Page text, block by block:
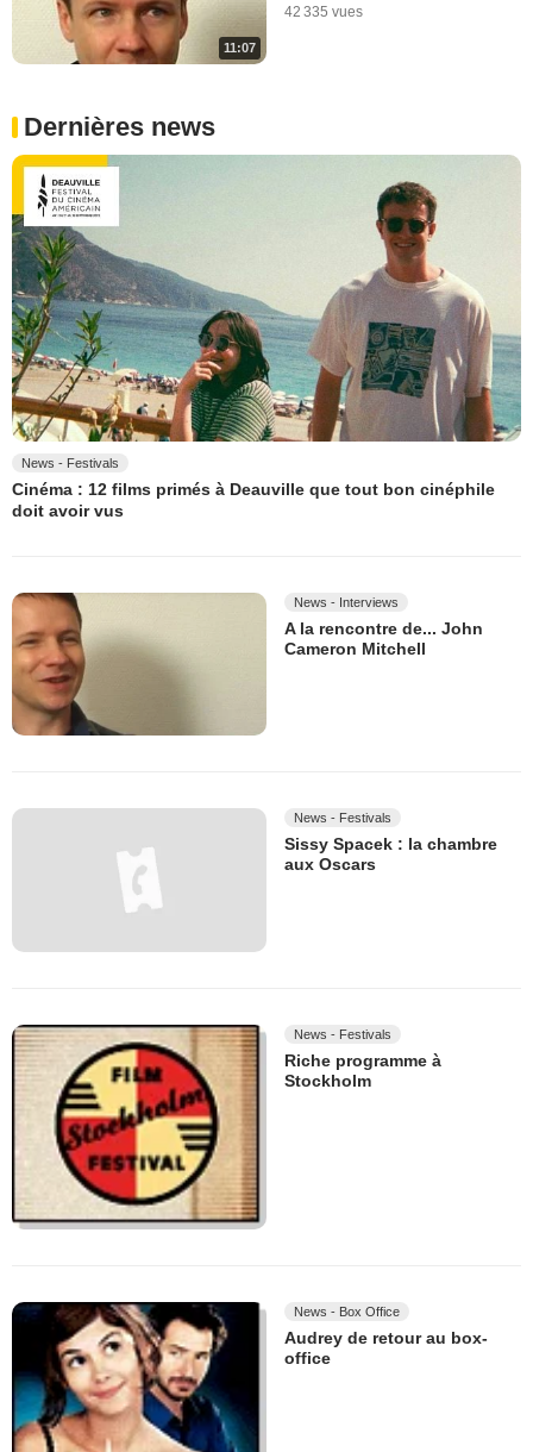
11:07
42 335 vues
Dernières news
News - Festivals
Cinéma : 12 films primés à Deauville que tout bon cinéphile
doit avoir vus
News - Interviews
A la rencontre de... John
Cameron Mitchell
News - Festivals
Sissy Spacek : la chambre
aux Oscars
News - Festivals
Riche programme à
Stockholm
News - Box Office
Audrey de retour au box-
office